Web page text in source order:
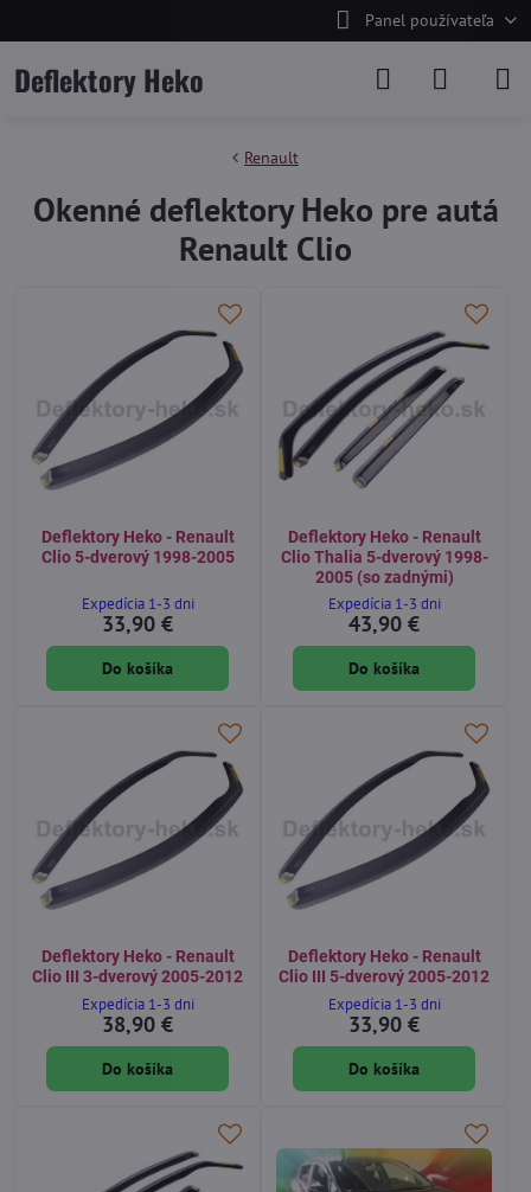
Panel používateľa
Deflektory Heko
Renault
Okenné deflektory Heko pre autá
Renault Clio
Deflektory Heko - Renault
Clio 5-dverový 1998-2005
Expedícia 1-3 dni
33,90 €
Do košíka
Deflektory Heko - Renault
Clio Thalia 5-dverový 1998-
2005 (so zadnými)
Expedícia 1-3 dni
43,90 €
Do košíka
Deflektory Heko - Renault
Clio III 3-dverový 2005-2012
Expedícia 1-3 dni
38,90 €
Do košíka
Deflektory Heko - Renault
Clio III 5-dverový 2005-2012
Expedícia 1-3 dni
33,90 €
Do košíka